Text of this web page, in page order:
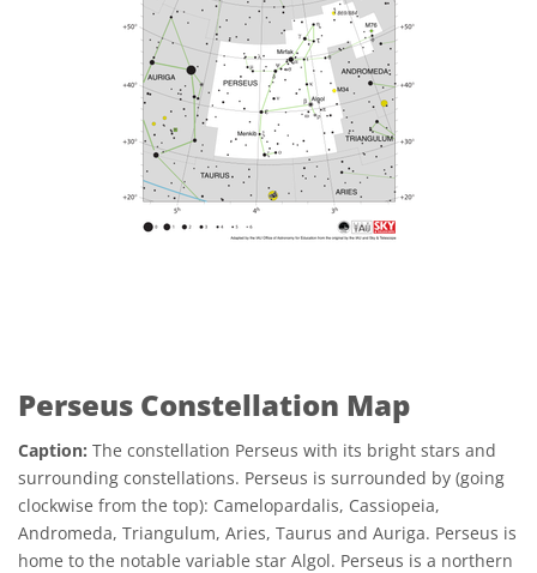
Perseus Constellation Map
Caption: The constellation Perseus with its bright stars and
surrounding constellations. Perseus is surrounded by (going
clockwise from the top): Camelopardalis, Cassiopeia,
Andromeda, Triangulum, Aries, Taurus and Auriga. Perseus is
home to the notable variable star Algol. Perseus is a northern